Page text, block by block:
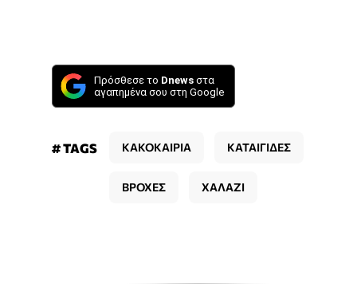
Πρόσθεσε το Dnews στα
αγαπημένα σου στη Google
# TAGS ΚΑΚΟΚΑΙΡΙΑ ΚΑΤΑΙΓΙΔΕΣ
ΒΡΟΧΕΣ ΧΑΛΑΖΙ